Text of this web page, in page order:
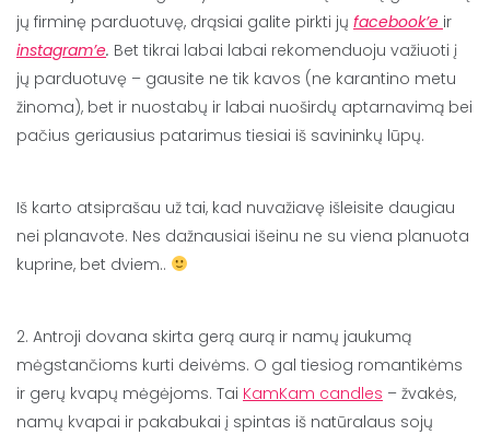
jų firminę parduotuvę, drąsiai galite pirkti jų facebook’e ir
instagram’e. Bet tikrai labai labai rekomenduoju važiuoti į
jų parduotuvę – gausite ne tik kavos (ne karantino metu
žinoma), bet ir nuostabų ir labai nuoširdų aptarnavimą bei
pačius geriausius patarimus tiesiai iš savininkų lūpų.
Iš karto atsiprašau už tai, kad nuvažiavę išleisite daugiau
nei planavote. Nes dažnausiai išeinu ne su viena planuota
kuprine, bet dviem..
2. Antroji dovana skirta gerą aurą ir namų jaukumą
mėgstančioms kurti deivėms. O gal tiesiog romantikėms
ir gerų kvapų mėgėjoms. Tai KamKam candles – žvakės,
namų kvapai ir pakabukai į spintas iš natūralaus sojų